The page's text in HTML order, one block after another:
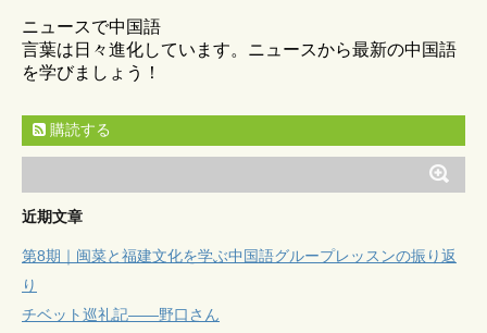
ニュースで中国語
言葉は日々進化しています。ニュースから最新の中国語
を学びましょう！
購読する
近期文章
第8期｜闽菜と福建文化を学ぶ中国語グループレッスンの振り返
り
チベット巡礼記——野口さん